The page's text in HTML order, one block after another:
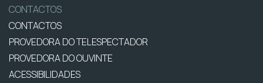
CONTACTOS
CONTACTOS
PROVEDORA DO TELESPECTADOR
PROVEDORA DO OUVINTE
ACESSIBILIDADES